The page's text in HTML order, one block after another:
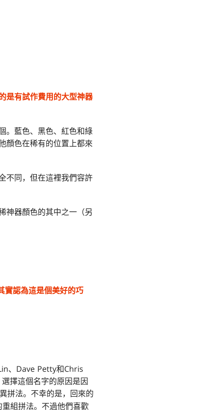
是有試作費用的大型神器
。藍色、黑色、紅色和綠
顏色在稀有的位置上都來
不同，但在這裡我們容許
神器顏色的其中之一（另
實認為這是個美好的巧
、Dave Petty和Chris
擇這個名字的原因是因
拼法。不幸的是，回來的
組拼法。不過他們喜歡